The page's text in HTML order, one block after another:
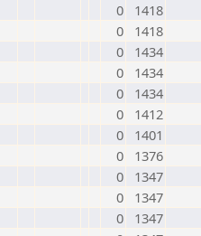
0
1418
0
1418
0
1434
0
1434
0
1434
0
1412
0
1401
0
1376
0
1347
0
1347
0
1347